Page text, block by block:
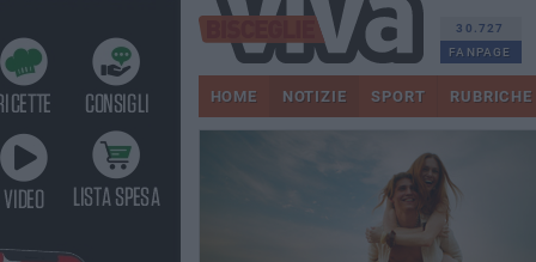
30.727
FANPAGE
HOME NOTIZIE SPORT RUBRICHE